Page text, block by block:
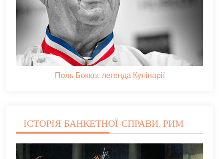
Поль Бокюз, легенда Кулінарії
ІСТОРІЯ БАНКЕТНОЇ СПРАВИ. РИМ